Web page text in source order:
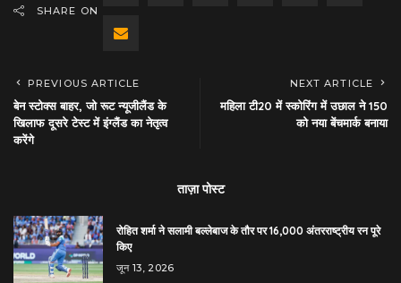
SHARE ON
PREVIOUS ARTICLE
बेन स्टोक्स बाहर, जो रूट न्यूजीलैंड के
खिलाफ दूसरे टेस्ट में इंग्लैंड का नेतृत्व
करेंगे
NEXT ARTICLE
महिला टी20 में स्कोरिंग में उछाल ने 150
को नया बेंचमार्क बनाया
ताज़ा पोस्ट
रोहित शर्मा ने सलामी बल्लेबाज के तौर पर 16,000 अंतरराष्ट्रीय रन पूरे
किए
जून 13, 2026